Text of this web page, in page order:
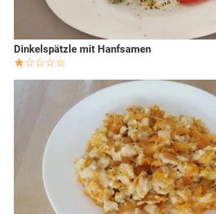
Dinkelspätzle mit Hanfsamen